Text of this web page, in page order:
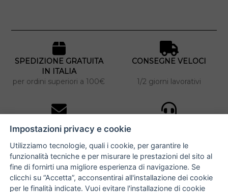
SPEDIZIONE GRATUITA
IN ITALIA
per ordini superiori a 100€
CONSEGNE VELOCI
1/2 giorni lavorativi
iscriviti alla newsletter
per tutti gli ordini
NUCCIA COSTANTINO
Impostazioni privacy e cookie
Utilizziamo tecnologie, quali i cookie, per garantire le
funzionalità tecniche e per misurare le prestazioni del sito al
fine di fornirti una migliore esperienza di navigazione. Se
clicchi su “Accetta”, acconsentirai all'installazione dei cookie
per le finalità indicate. Vuoi evitare l'installazione di cookie